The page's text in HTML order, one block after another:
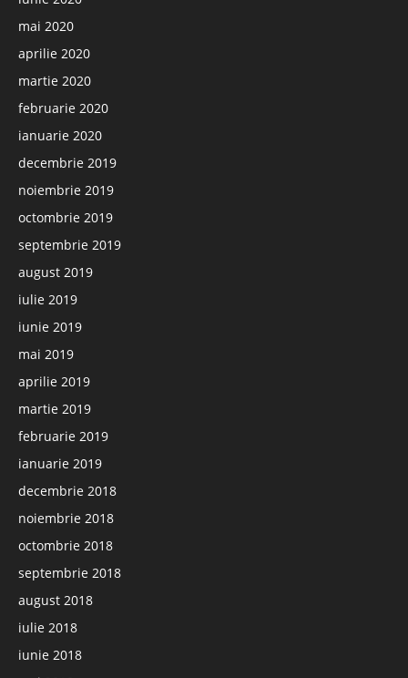
mai 2020
aprilie 2020
martie 2020
februarie 2020
ianuarie 2020
decembrie 2019
noiembrie 2019
octombrie 2019
septembrie 2019
august 2019
iulie 2019
iunie 2019
mai 2019
aprilie 2019
martie 2019
februarie 2019
ianuarie 2019
decembrie 2018
noiembrie 2018
octombrie 2018
septembrie 2018
august 2018
iulie 2018
iunie 2018